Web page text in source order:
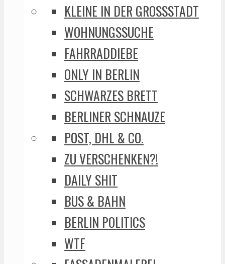
KLEINE IN DER GROSSSTADT
WOHNUNGSSUCHE
FAHRRADDIEBE
ONLY IN BERLIN
SCHWARZES BRETT
BERLINER SCHNAUZE
POST, DHL & CO.
ZU VERSCHENKEN?!
DAILY SHIT
BUS & BAHN
BERLIN POLITICS
WTF